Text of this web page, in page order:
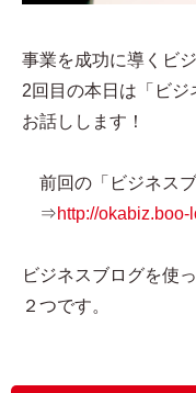
事業を成功に導くビ
2回目の本日は「ビ
お話しします！
前回の「ビジネス
⇒http://okabiz.boo-
ビジネスブログを使
２つです。